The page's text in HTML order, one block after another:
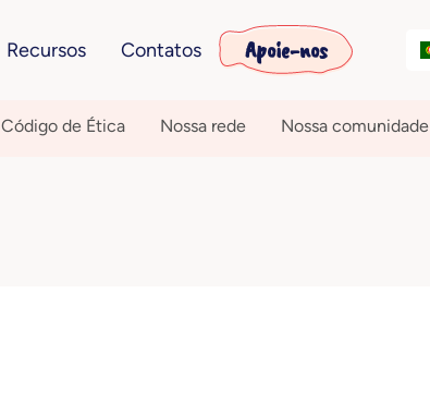
Recursos Contatos Apoie-nos
Código de Ética Nossa rede Nossa comunidade